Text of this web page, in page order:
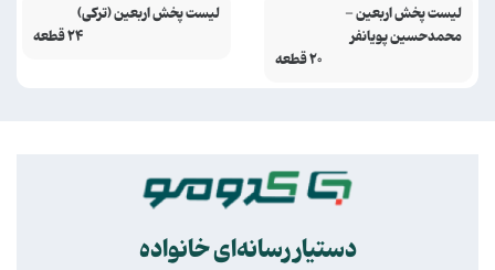
۲۰ قطعه
لیست پخش اربعین -
محمدحسین پویانفر
۲۴ قطعه
لیست پخش اربعین (ترکی)
دستیار رسانه‌ای خانواده